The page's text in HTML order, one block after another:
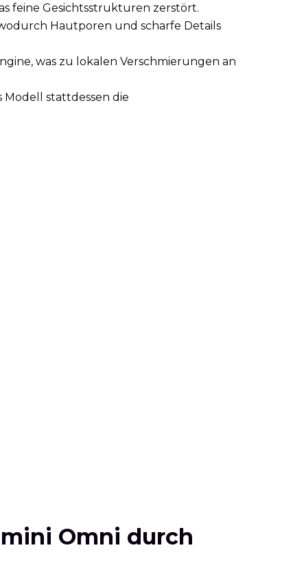
feine Gesichtsstrukturen zerstört.
Hautporen und scharfe Details
was zu lokalen Verschmierungen an
stattdessen die
Omni durch